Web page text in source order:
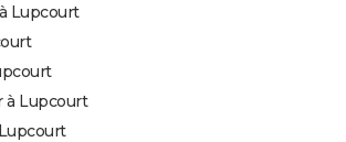
Lupcourt
Lupcourt